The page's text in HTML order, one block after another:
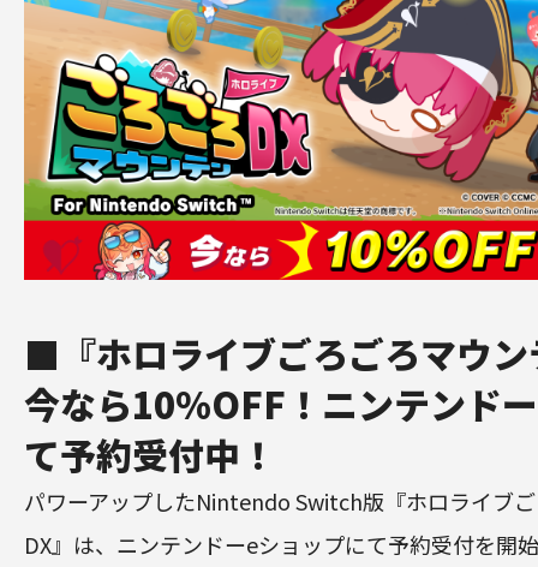
■『ホロライブごろごろマウ
今なら10％OFF！ニンテンド
て予約受付中！
パワーアップしたNintendo Switch版『ホロライブ
DX』は、ニンテンドーeショップにて予約受付を開